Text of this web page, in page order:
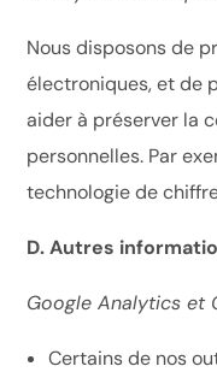
Nous disposons de
électroniques, et de
aider à préserver la
personnelles. Par
technologie de
D. Autres
Google Analytics et
Certains de nos